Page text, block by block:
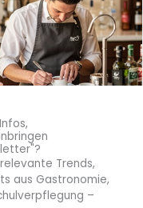
Marken von
acht Marken
Nachfrage der
Hoteleigentümern
im Lifestyle-
arbeiten an unserer
Trends,
aus Gastronomie,
–